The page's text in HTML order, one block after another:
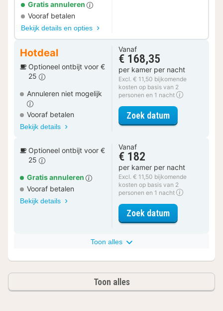
Gratis annuleren
Vooraf betalen
Bekijk details en opties
Hotdeal
Optioneel ontbijt voor €
25
Annuleren niet mogelijk
Vooraf betalen
Bekijk details
Vanaf
€ 168,35
per kamer per nacht
Excl. € 11,50 bijkomende
kosten op basis van 2
personen en 1 nacht
Zoek datumvoor
Optioneel ontbijt voor €
25
Gratis annuleren
Vooraf betalen
Bekijk details
Vanaf
€ 182
per kamer per nacht
Excl. € 11,50 bijkomende
kosten op basis van 2
personen en 1 nacht
Zoek datumvoor
Toon alles
Toon alles